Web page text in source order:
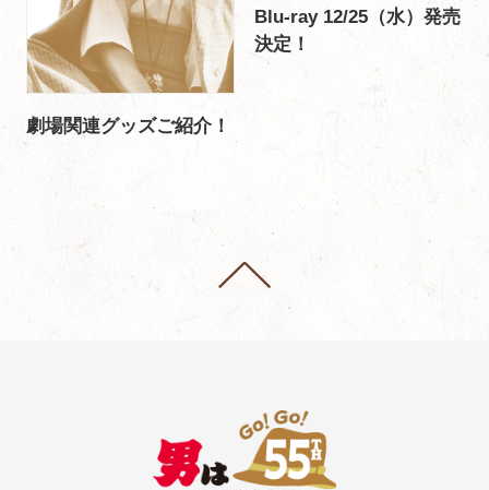
劇場関連グッズご紹介！
Blu-ray 12/25（水）発売
決定！